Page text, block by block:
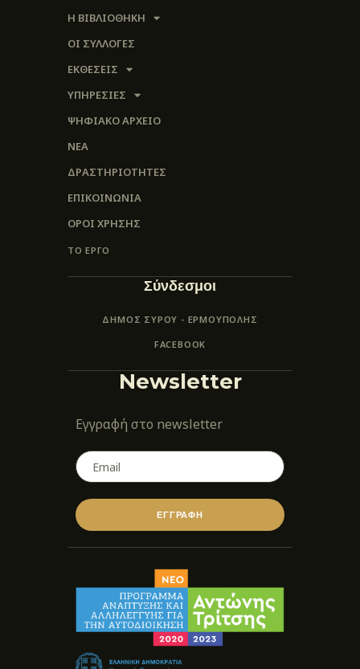
Η ΒΙΒΛΙΟΘΗΚΗ
ΟΙ ΣΥΛΛΟΓΈΣ
ΕΚΘΕΣΕΙΣ
ΥΠΗΡΕΣΙΕΣ
ΨΗΦΙΑΚΌ ΑΡΧΕΊΟ
ΝΕΑ
ΔΡΑΣΤΗΡΙΟΤΗΤΕΣ
ΕΠΙΚΟΙΝΩΝΊΑ
ΌΡΟΙ ΧΡΉΣΗΣ
ΤΟ ΕΡΓΟ
Σύνδεσμοι
ΔΗΜΟΣ ΣΥΡΟΥ - ΕΡΜΟΎΠΟΛΗΣ
FACEBOOK
Newsletter
Εγγραφή στο newsletter
ΕΓΓΡΑΦΗ